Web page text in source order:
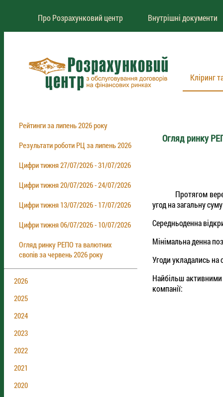
Про Розрахунковий центр Внутрішні документи
Кліринг
Рейтинги за липень 2026 року
Результати роботи РЦ за липень 2026
Цифри тижня 27/07/2026 - 31/07/2026
Цифри тижня 20/07/2026 - 24/07/2026
Цифри тижня 13/07/2026 - 17/07/2026
Цифри тижня 06/07/2026 - 10/07/2026
Огляд ринку РЕПО та валютних
свопів за червень 2026 року
2026
2025
2024
2023
2022
2021
2020
Огляд ринку
Протягом
угод на загальну
Середньоденна
Мінімальна денна
Угоди укладались на
Найбільш
компанії: